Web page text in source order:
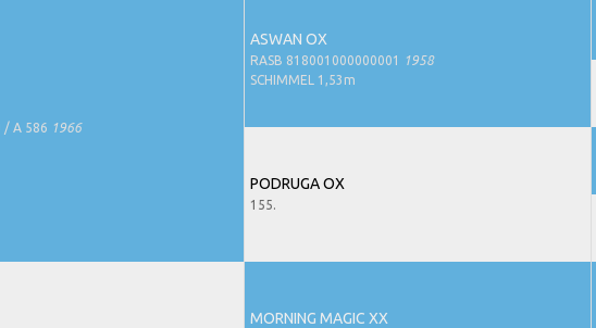
/ A 586 1966
ASWAN OX
RASB 818001000000001
1958
SCHIMMEL 1,53m
PODRUGA OX
155.
MORNING MAGIC XX